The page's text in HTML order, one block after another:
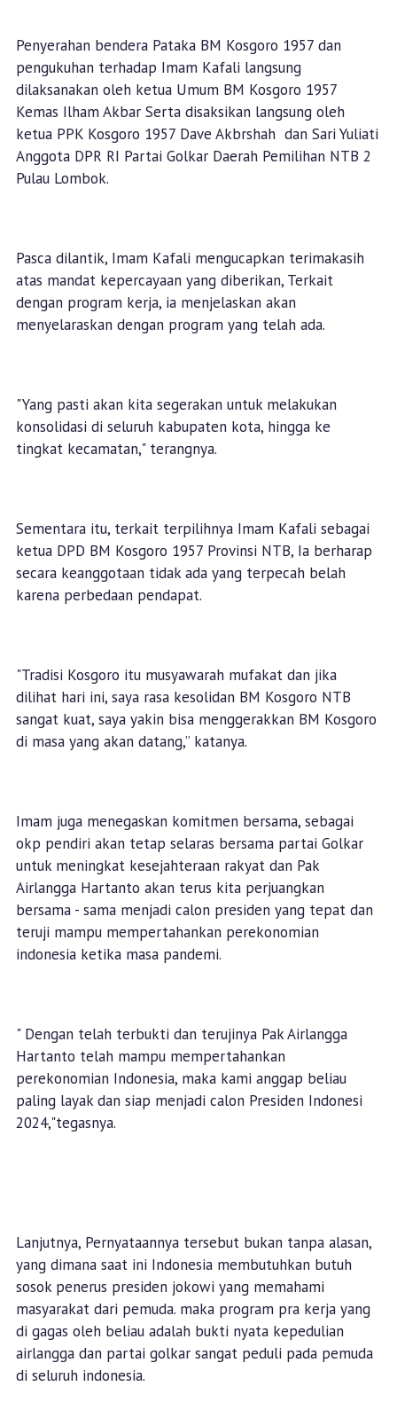
Penyerahan bendera Pataka BM Kosgoro 1957 dan
pengukuhan terhadap Imam Kafali langsung
dilaksanakan oleh ketua Umum BM Kosgoro 1957
Kemas Ilham Akbar Serta disaksikan langsung oleh
ketua PPK Kosgoro 1957 Dave Akbrshah dan Sari Yuliati
Anggota DPR RI Partai Golkar Daerah Pemilihan NTB 2
Pulau Lombok.
Pasca dilantik, Imam Kafali mengucapkan terimakasih
atas mandat kepercayaan yang diberikan, Terkait
dengan program kerja, ia menjelaskan akan
menyelaraskan dengan program yang telah ada.
"Yang pasti akan kita segerakan untuk melakukan
konsolidasi di seluruh kabupaten kota, hingga ke
tingkat kecamatan," terangnya.
Sementara itu, terkait terpilihnya Imam Kafali sebagai
ketua DPD BM Kosgoro 1957 Provinsi NTB, Ia berharap
secara keanggotaan tidak ada yang terpecah belah
karena perbedaan pendapat.
"Tradisi Kosgoro itu musyawarah mufakat dan jika
dilihat hari ini, saya rasa kesolidan BM Kosgoro NTB
sangat kuat, saya yakin bisa menggerakkan BM Kosgoro
di masa yang akan datang,” katanya.
Imam juga menegaskan komitmen bersama, sebagai
okp pendiri akan tetap selaras bersama partai Golkar
untuk meningkat kesejahteraan rakyat dan Pak
Airlangga Hartanto akan terus kita perjuangkan
bersama - sama menjadi calon presiden yang tepat dan
teruji mampu mempertahankan perekonomian
indonesia ketika masa pandemi.
" Dengan telah terbukti dan terujinya Pak Airlangga
Hartanto telah mampu mempertahankan
perekonomian Indonesia, maka kami anggap beliau
paling layak dan siap menjadi calon Presiden Indonesi
2024,"tegasnya.
Lanjutnya, Pernyataannya tersebut bukan tanpa alasan,
yang dimana saat ini Indonesia membutuhkan butuh
sosok penerus presiden jokowi yang memahami
masyarakat dari pemuda. maka program pra kerja yang
di gagas oleh beliau adalah bukti nyata kepedulian
airlangga dan partai golkar sangat peduli pada pemuda
di seluruh indonesia.